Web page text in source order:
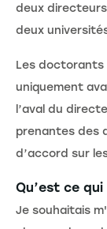
deux
deux
Les
uniquement
l’aval du
prenantes des
d’accord sur
Qu’est ce
Je souhaitais